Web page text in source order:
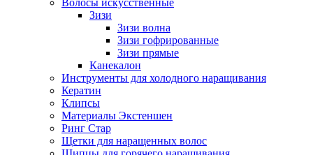
Волосы искусственные
Зизи
Зизи волна
Зизи гофрированные
Зизи прямые
Канекалон
Инструменты для холодного наращивания
Кератин
Клипсы
Материалы Экстеншен
Ринг Стар
Щетки для наращенных волос